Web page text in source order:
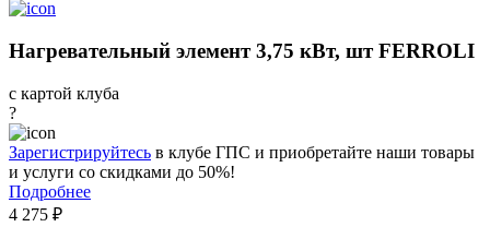
Нагревательный элемент 3,75 кВт, шт FERROLI
с картой клуба
?
Зарегистрируйтесь в клубе ГПС и приобретайте наши товары
и услуги со скидками до 50%!
Подробнее
4 275 ₽